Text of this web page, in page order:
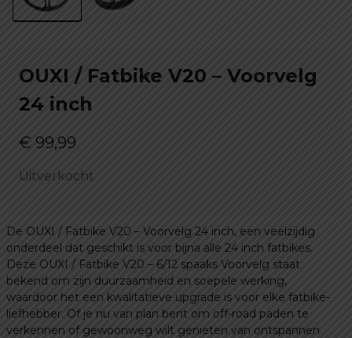
OUXI / Fatbike V20 – Voorvelg
24 inch
€ 99,99
Uitverkocht
De OUXI / Fatbike V20 – Voorvelg 24 inch, een veelzijdig
onderdeel dat geschikt is voor bijna alle 24 inch fatbikes.
Deze OUXI / Fatbike V20 – 6/12 spaaks Voorvelg staat
bekend om zijn duurzaamheid en soepele werking,
waardoor het een kwalitatieve upgrade is voor elke fatbike-
liefhebber. Of je nu van plan bent om off-road paden te
verkennen of gewoonweg wilt genieten van ontspannen